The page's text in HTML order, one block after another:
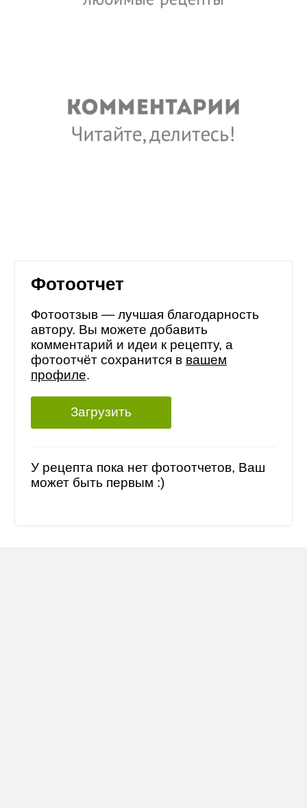
Фотоотчет
Фотоотзыв — лучшая благодарность
автору. Вы можете добавить
комментарий и идеи к рецепту, а
фотоотчёт сохранится в вашем
профиле.
Загрузить
У рецепта пока нет фотоотчетов, Ваш
может быть первым :)